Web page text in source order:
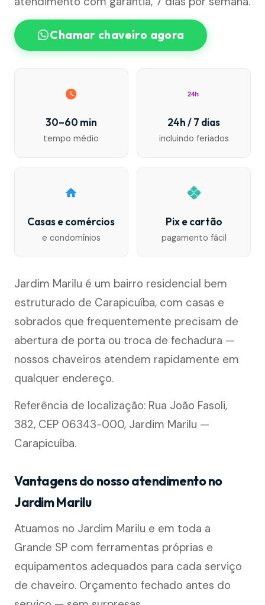
Chamar chaveiro agora
30–60 min
tempo médio
24h
24h / 7 dias
incluindo feriados
Casas e comércios
e condomínios
Pix e cartão
pagamento fácil
Jardim Marilu é um bairro residencial bem
estruturado de Carapicuíba, com casas e
sobrados que frequentemente precisam de
abertura de porta ou troca de fechadura —
nossos chaveiros atendem rapidamente em
qualquer endereço.
Referência de localização: Rua João Fasoli,
382, CEP 06343-000, Jardim Marilu —
Carapicuíba.
Vantagens do nosso atendimento no
Jardim Marilu
Atuamos no Jardim Marilu e em toda a
Grande SP com ferramentas próprias e
equipamentos adequados para cada serviço
de chaveiro. Orçamento fechado antes do